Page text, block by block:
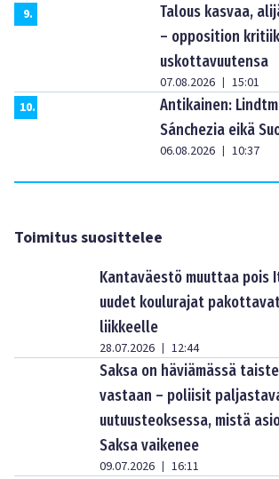
9.
Talous kasvaa,
– opposition
uskottavuutensa
07.08.2026 | 15:01
10.
Antikainen:
Sánchezia eikä
06.08.2026 | 10:37
Toimitus suosittelee
Kantaväestö muuttaa pois
uudet koulurajat
liikkeelle
28.07.2026 | 12:44
Saksa on häviämässä
vastaan – poliisit
uutuusteoksessa, mistä
Saksa vaikenee
09.07.2026 | 16:11